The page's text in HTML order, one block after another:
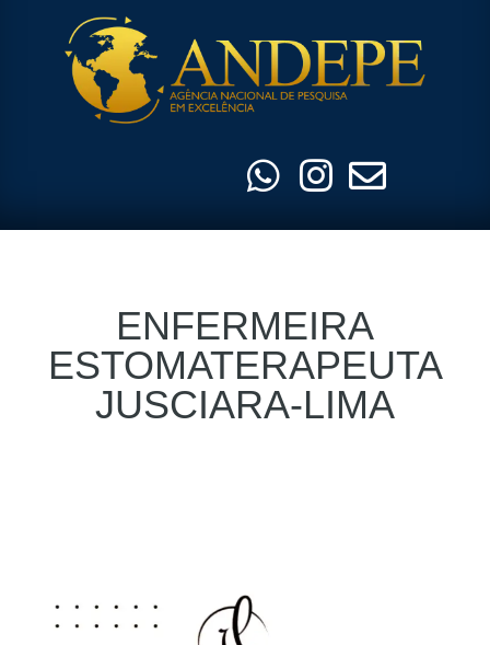
ENFERMEIRA
ESTOMATERAPEUTA
JUSCIARA-LIMA